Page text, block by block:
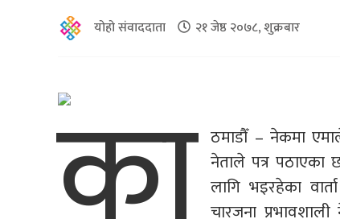
योहो संवाददाता २१ जेष्ठ २०७८, शुक्रबार
ठमाडौँ – नेकमा
नेताले पत्र पठाएका
लागि भइरहेका
चारजना